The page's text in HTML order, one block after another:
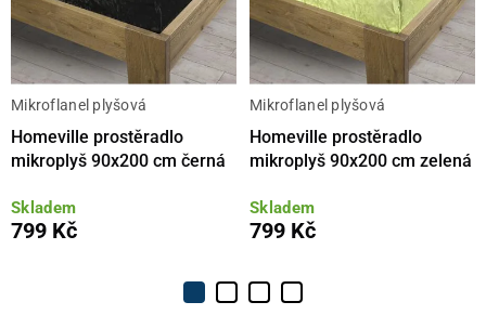
Mikroflanel plyšová
Homeville prostěradlo
mikroplyš 90x200 cm černá
Skladem
799 Kč
Mikroflanel plyšová
Homeville prostěradlo
mikroplyš 90x200 cm zelená
Skladem
799 Kč